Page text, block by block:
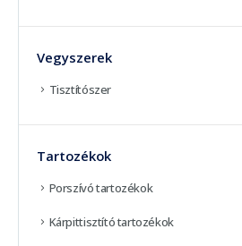
Vegyszerek
Tisztítószer
Tartozékok
Porszívó tartozékok
Kárpittisztító tartozékok